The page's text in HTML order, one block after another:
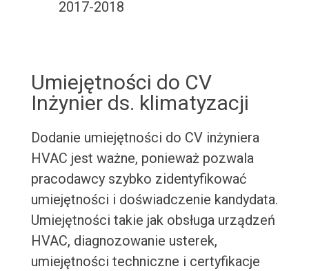
2017-2018
Umiejętności do CV
Inżynier ds. klimatyzacji
Dodanie umiejętności do CV inżyniera
HVAC jest ważne, ponieważ pozwala
pracodawcy szybko zidentyfikować
umiejętności i doświadczenie kandydata.
Umiejętności takie jak obsługa urządzeń
HVAC, diagnozowanie usterek,
umiejętności techniczne i certyfikacje